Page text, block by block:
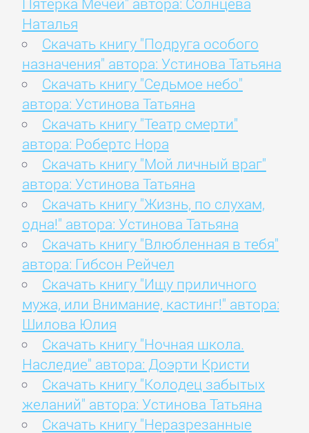
Наталья
Скачать книгу "Подруга особого
назначения" автора: Устинова Татьяна
Скачать книгу "Седьмое небо"
автора: Устинова Татьяна
Скачать книгу "Театр смерти"
автора: Робертс Нора
Скачать книгу "Мой личный враг"
автора: Устинова Татьяна
Скачать книгу "Жизнь, по слухам,
одна!" автора: Устинова Татьяна
Скачать книгу "Влюбленная в тебя"
автора: Гибсон Рейчел
Скачать книгу "Ищу приличного
мужа, или Внимание, кастинг!" автора:
Шилова Юлия
Скачать книгу "Ночная школа.
Наследие" автора: Доэрти Кристи
Скачать книгу "Колодец забытых
желаний" автора: Устинова Татьяна
Скачать книгу "Неразрезанные